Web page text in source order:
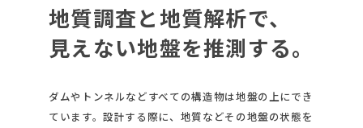
地質調査と地質解析で、
見えない地盤を推測する。
ダムやトンネルなどすべての構造物は地盤の上にでき
ています。設計する際に、地質などその地盤の状態を